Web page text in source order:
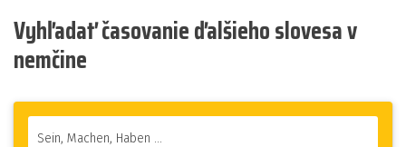
Vyhľadať časovanie ďalšieho slovesa v
nemčine